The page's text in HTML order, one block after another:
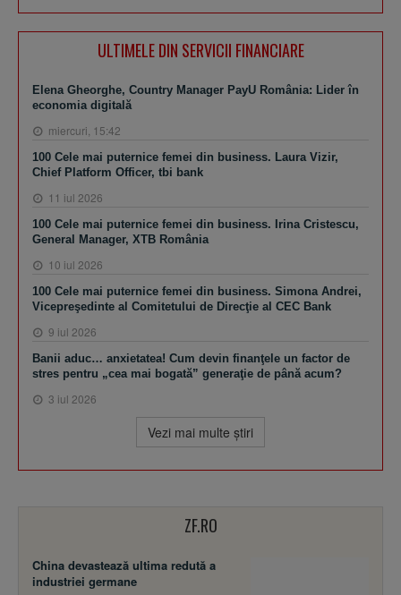
ULTIMELE DIN SERVICII FINANCIARE
Elena Gheorghe, Country Manager PayU România: Lider în
economia digitală
miercuri, 15:42
100 Cele mai puternice femei din business. Laura Vizir,
Chief Platform Officer, tbi bank
11 iul 2026
100 Cele mai puternice femei din business. Irina Cristescu,
General Manager, XTB România
10 iul 2026
100 Cele mai puternice femei din business. Simona Andrei,
Vicepreşedinte al Comitetului de Direcţie al CEC Bank
9 iul 2026
Banii aduc… anxietatea! Cum devin finanţele un factor de
stres pentru „cea mai bogată” generaţie de până acum?
3 iul 2026
Vezi mai multe ştiri
ZF.RO
China devastează ultima redută a
industriei germane